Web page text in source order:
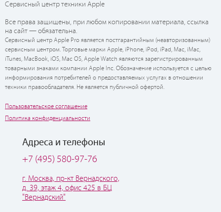
Сервисный центр техники Apple
Все права защищены, при любом копировании материала, ссылка
на сайт — обязательна.
Сервисный центр Apple Pro является постгарантийным (неавторизованным)
сервисным центром. Торговые марки Apple, iPhone, iPod, iPad, Mac, iMac,
iTunes, MacBook, iOS, Mac OS, Apple Watch являются зарегистрированным
товарными знаками компании Apple Inc. Обозначение используется с целью
информирования потребителей о предоставляемых услугах в отношении
техники правообладателя. Не является публичной офертой.
Пользовательское соглашение
Политика конфиденциальности
Адреса и телефоны
+7 (495) 580-97-76
г. Москва, пр-кт Вернадского,
д. 39, этаж 4, офис 425 в БЦ
"Вернадский"